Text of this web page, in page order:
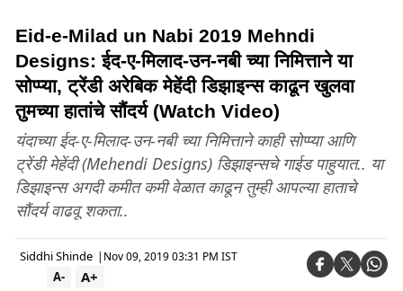
Eid-e-Milad un Nabi 2019 Mehndi
Designs: ईद-ए-मिलाद-उन-नबी च्या निमित्ताने या
सोप्प्या, ट्रेंडी अरेबिक मेहेंदी डिझाइन्स काढून खुलवा
तुमच्या हातांचे सौंदर्य (Watch Video)
यंदाच्या ईद-ए-मिलाद-उन-नबी च्या निमित्ताने काही सोप्प्या आणि
ट्रेंडी मेहेंदी (Mehendi Designs) डिझाइन्सचे गाईड पाहुयात.. या
डिझाइन्स अगदी कमीत कमी वेळात काढून तुम्ही आपल्या हाताचे
सौंदर्य वाढवू शकता..
Siddhi Shinde | Nov 09, 2019 03:31 PM IST
A+
A-